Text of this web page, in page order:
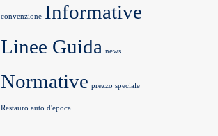
convenzione Informative
Linee Guida news
Normative prezzo speciale
Restauro auto d'epoca